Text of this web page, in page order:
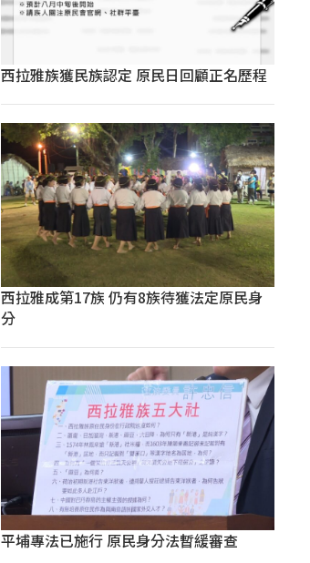
西拉雅族獲民族認定 原民日回顧正名歷程
西拉雅成第17族 仍有8族待獲法定原民身
分
平埔專法已施行 原民身分法暫緩審查